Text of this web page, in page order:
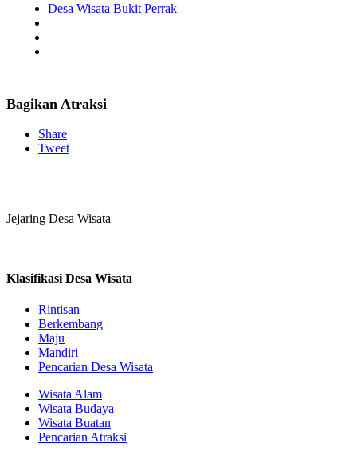
Desa Wisata Bukit Perrak
Bagikan Atraksi
Share
Tweet
Jejaring Desa Wisata
Klasifikasi Desa Wisata
Rintisan
Berkembang
Maju
Mandiri
Pencarian Desa Wisata
Wisata Alam
Wisata Budaya
Wisata Buatan
Pencarian Atraksi